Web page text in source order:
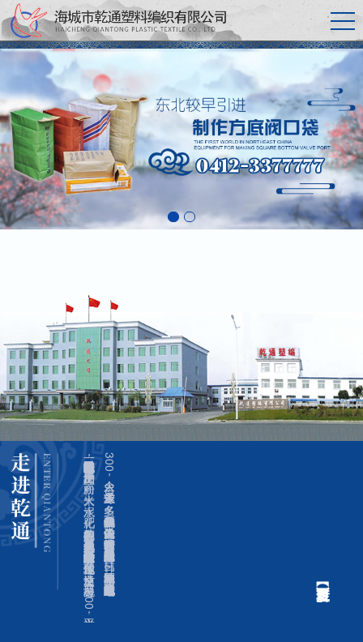
海城市乾通塑料编织有限公司是一家生产塑料编织袋的专业企业，
产品广泛用于种子、
面粉、
大米、
水泥、
化肥、
矿山等行业的包装，
是现代工业重要的包装之一。
公司位于环渤海经济区的辽宁省海城市经济技术开发区，
地理位置优越，
交通发达。
公司占地2
0
8
0
0
平方米，
拥有员工
3
0
0
余人，
专业技术人员3
0
多名，
年产各种编织袋两亿多个。
凭借先进的设备、
技术和睿智的管理经营，
公司产品已经遍及全国并成功出口到俄罗斯、
日韩、
新马泰等国家和地区，
公司也成为东北地区同行中规模较大的企业之一。